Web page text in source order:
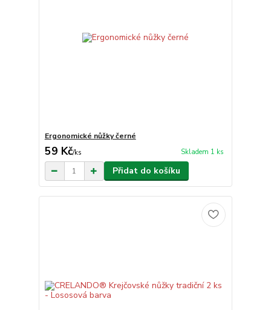
Ergonomické nůžky černé
59 Kč/ks Skladem 1 ks
Přidat do košíku